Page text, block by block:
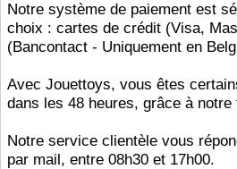
Notre système de paiement est
choix : cartes de crédit (Visa,
(Bancontact - Uniquement en
Avec Jouettoys, vous êtes
dans les 48 heures, grâce à
Notre service clientèle vous
par mail, entre 08h30 et 17h00.